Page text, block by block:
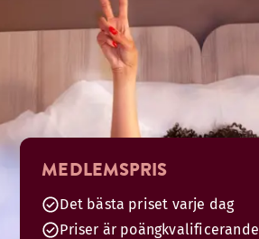
MEDLEMSPRIS
Det bästa priset varje dag
Priser är poängkvalificerande